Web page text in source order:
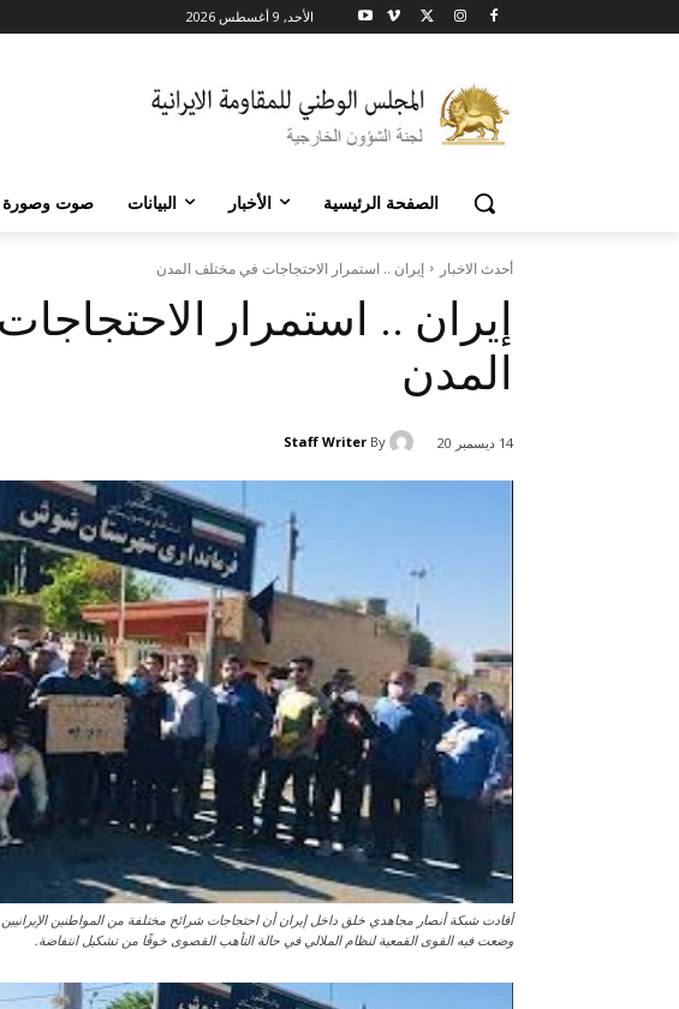
الأحد, 9 أغسطس 2026
الصفحة الرئيسية الأخبار البيانات صوت وصورة
أحدث الاخبار إيران .. استمرار الاحتجاجات في مختلف المدن
إيران .. استمرار
المدن
14 ديسمبر 20 By
Staff Writer
أفادت شبكة أنصار مجاهدي خلق داخل إيران أن احتجاجات شرائح مختلفة من المواطنين
وضعت فيه القوى القمعية لنظام الملالي في حالة التأهب القصوى خوفًا من تشكيل انتفاضة.